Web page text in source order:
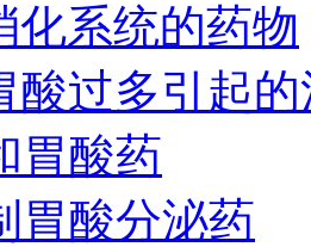
化系统的药物
酸过多引起
胃酸药
胃酸分泌药